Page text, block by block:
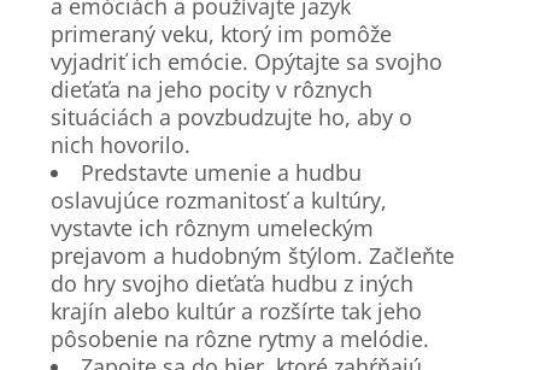
a emóciách a používajte jazyk
primeraný veku, ktorý im pomôže
vyjadriť ich emócie. Opýtajte sa svojho
dieťaťa na jeho pocity v rôznych
situáciách a povzbudzujte ho, aby o
nich hovorilo.
Predstavte umenie a hudbu
oslavujúce rozmanitosť a kultúry,
vystavte ich rôznym umeleckým
prejavom a hudobným štýlom. Začleňte
do hry svojho dieťaťa hudbu z iných
krajín alebo kultúr a rozšírte tak jeho
pôsobenie na rôzne rytmy a melódie.